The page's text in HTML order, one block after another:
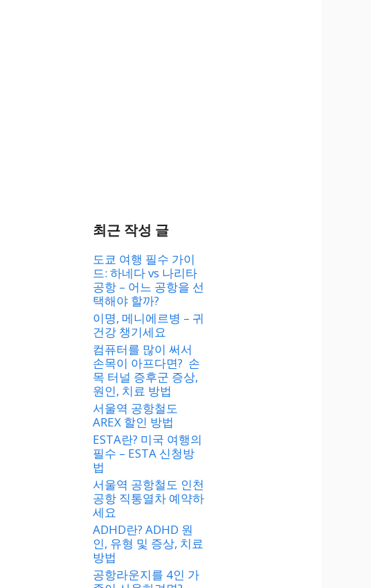
최근 작성 글
도쿄 여행 필수 가이
드: 하네다 vs 나리타
공항 – 어느 공항을 선
택해야 할까?
이명, 메니에르병 – 귀
건강 챙기세요
컴퓨터를 많이 써서
손목이 아프다면? 손
목 터널 증후군 증상,
원인, 치료 방법
서울역 공항철도
AREX 할인 방법
ESTA란? 미국 여행의
필수 – ESTA 신청방
법
서울역 공항철도 인천
공항 직통열차 예약하
세요
ADHD란? ADHD 원
인, 유형 및 증상, 치료
방법
공항라운지를 4인 가